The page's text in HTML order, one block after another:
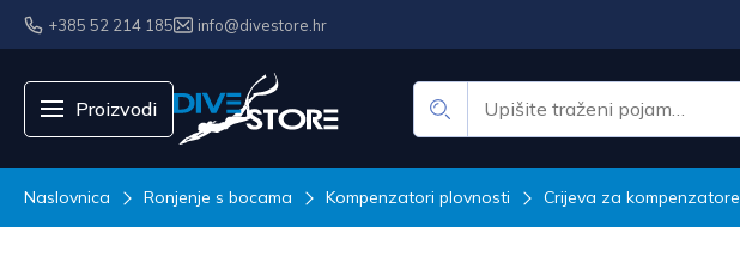
+385 52 214 185 info@divestore.hr
Proizvodi
Naslovnica Ronjenje s bocama Kompenzatori plovnosti Crijeva za kompenzatore